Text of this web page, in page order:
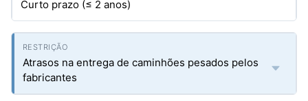
Curto prazo (≤ 2 anos)
Atrasos na entrega de caminhões pesados pelos
fabricantes